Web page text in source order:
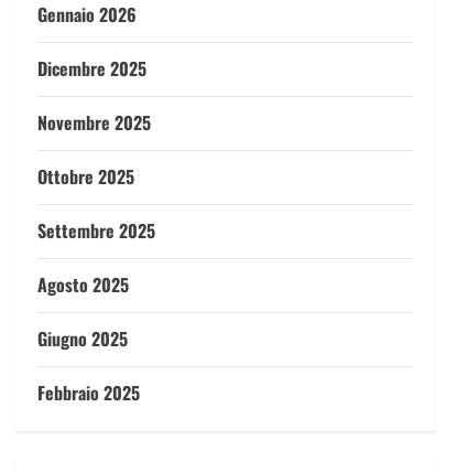
Gennaio 2026
Dicembre 2025
Novembre 2025
Ottobre 2025
Settembre 2025
Agosto 2025
Giugno 2025
Febbraio 2025